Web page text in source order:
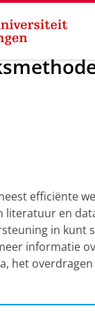
je onderzoek
efficiënte
literatuur en
in kunt
informatie
het